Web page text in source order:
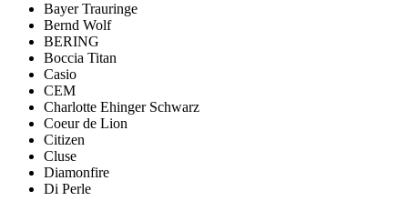
Bayer Trauringe
Bernd Wolf
BERING
Boccia Titan
Casio
CEM
Charlotte Ehinger Schwarz
Coeur de Lion
Citizen
Cluse
Diamonfire
Di Perle